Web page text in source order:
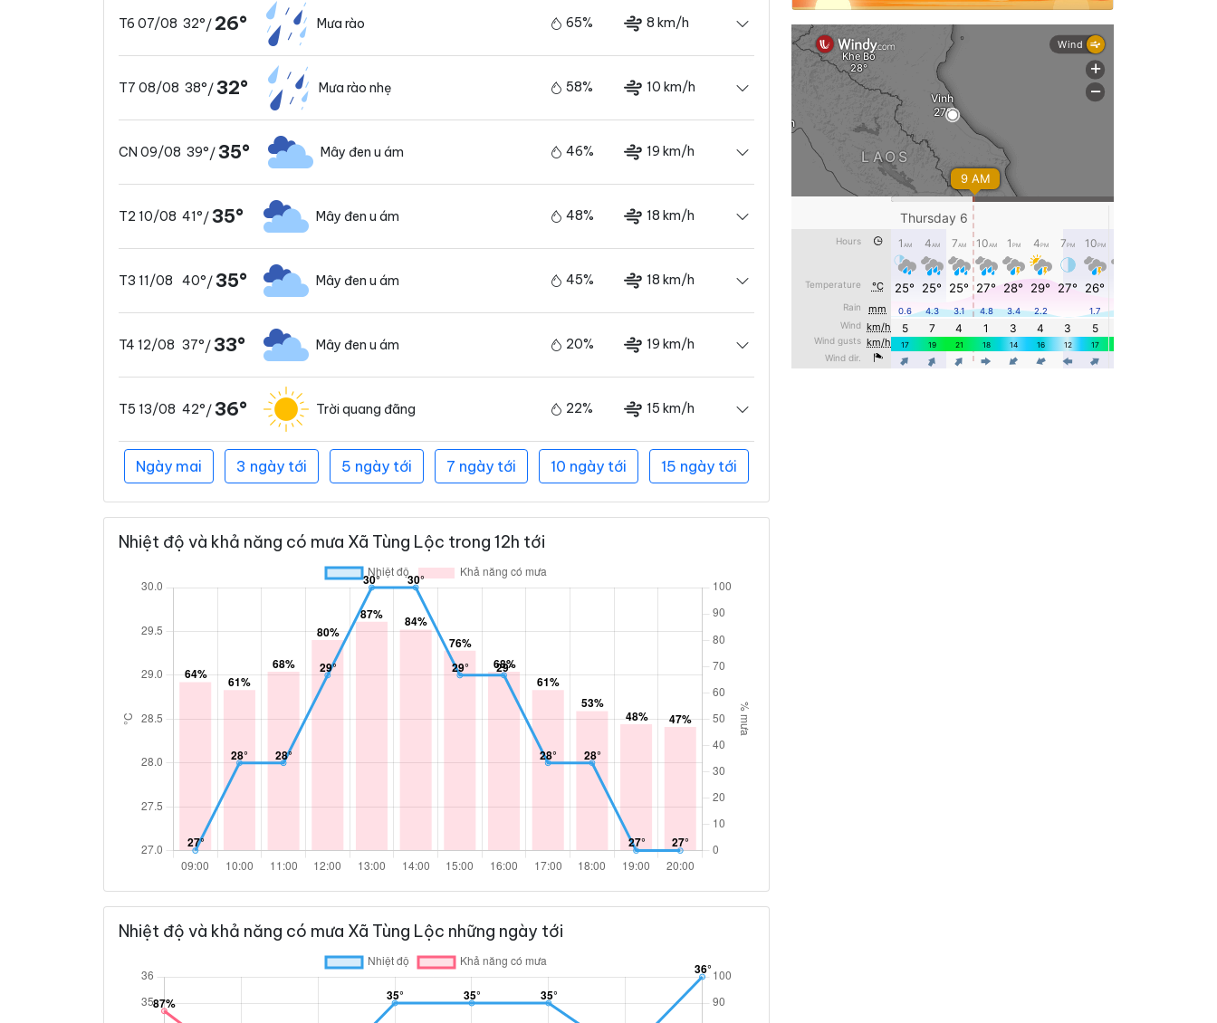
T6 07/08 32°/ 26° Mưa rào 65% 8 km/h
T7 08/08 38°/32° Mưa rào nhẹ 58% 10 km/h
CN 09/08 39°/35° Mây đen u ám 46% 19 km/h
T2 10/08 41°/35° Mây đen u ám 48% 18 km/h
T3 11/08 40°/35° Mây đen u ám 45% 18 km/h
T4 12/08 37°/33° Mây đen u ám 20% 19 km/h
T5 13/08 42°/36° Trời quang đãng 22% 15 km/h
Ngày mai 3 ngày tới 5 ngày tới 7 ngày tới 10 ngày tới 15 ngày tới
Nhiệt độ và khả năng có mưa Xã Tùng Lộc trong 12h tới
Nhiệt độ và khả năng có mưa Xã Tùng Lộc những ngày tới